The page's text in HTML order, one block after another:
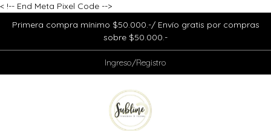
< !-- End Meta Pixel Code -->
Primera compra mínimo $50.000.-/ Envío gratis por compras
sobre $50.000.-
Ingreso/Registro